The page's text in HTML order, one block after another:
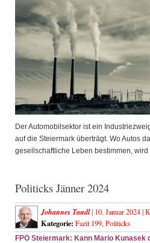
Der Automobilsektor ist ein
auf die Steiermark überträgt. Wo Autos
gesellschaftliche Leben bestimmen, wird
Politicks Jänner 2024
Johannes Tandl| 10. Januar 2024 |
Kategorie: Fazit 199, Politicks
FPÖ Steiermark: Kann Mario Kunasek